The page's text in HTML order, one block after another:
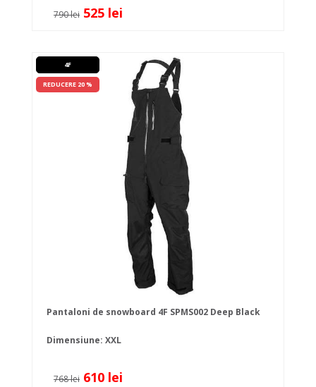
790 lei 525 lei
4F
REDUCERE 20 %
Pantaloni de snowboard 4F SPMS002 Deep Black
Dimensiune: XXL
768 lei 610 lei